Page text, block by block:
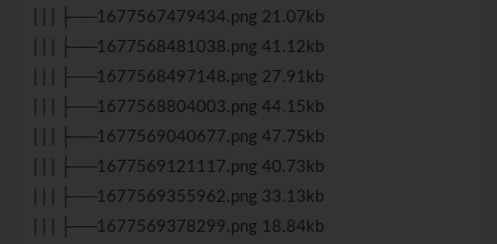
| | | ├──1677567479434.png 21.07kb
| | | ├──1677568481038.png 41.12kb
| | | ├──1677568497148.png 27.91kb
| | | ├──1677568804003.png 44.15kb
| | | ├──1677569040677.png 47.75kb
| | | ├──1677569121117.png 40.73kb
| | | ├──1677569355962.png 33.13kb
| | | ├──1677569378299.png 18.84kb